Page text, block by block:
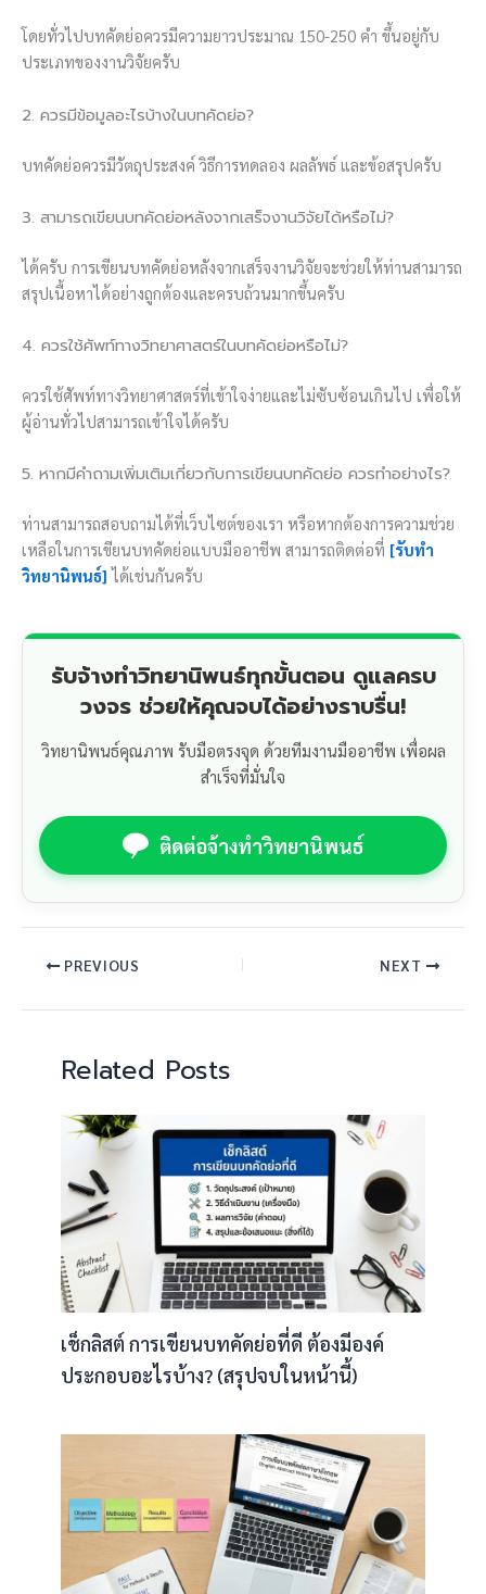
โดยทั่วไปบทคัดย่อควรมีความยาวประมาณ 150-250 คำ ขึ้นอยู่กับ
ประเภทของงานวิจัยครับ
2. ควรมีข้อมูลอะไรบ้างในบทคัดย่อ?
บทคัดย่อควรมีวัตถุประสงค์ วิธีการทดลอง ผลลัพธ์ และข้อสรุปครับ
3. สามารถเขียนบทคัดย่อหลังจากเสร็จงานวิจัยได้หรือไม่?
ได้ครับ การเขียนบทคัดย่อหลังจากเสร็จงานวิจัยจะช่วยให้ท่านสามารถ
สรุปเนื้อหาได้อย่างถูกต้องและครบถ้วนมากขึ้นครับ
4. ควรใช้ศัพท์ทางวิทยาศาสตร์ในบทคัดย่อหรือไม่?
ควรใช้ศัพท์ทางวิทยาศาสตร์ที่เข้าใจง่ายและไม่ซับซ้อนเกินไป เพื่อให้
ผู้อ่านทั่วไปสามารถเข้าใจได้ครับ
5. หากมีคำถามเพิ่มเติมเกี่ยวกับการเขียนบทคัดย่อ ควรทำอย่างไร?
ท่านสามารถสอบถามได้ที่เว็บไซต์ของเรา หรือหากต้องการความช่วย
เหลือในการเขียนบทคัดย่อแบบมืออาชีพ สามารถติดต่อที่ [รับทำ
วิทยานิพนธ์] ได้เช่นกันครับ
รับจ้างทำวิทยานิพนธ์ทุกขั้นตอน ดูแลครบ
วงจร ช่วยให้คุณจบได้อย่างราบรื่น!
วิทยานิพนธ์คุณภาพ รับมือตรงจุด ด้วยทีมงานมืออาชีพ เพื่อผล
สำเร็จที่มั่นใจ
ติดต่อจ้างทำวิทยานิพนธ์
PREVIOUS NEXT
Related Posts
เช็กลิสต์ การเขียนบทคัดย่อที่ดี ต้องมีองค์
ประกอบอะไรบ้าง? (สรุปจบในหน้านี้)